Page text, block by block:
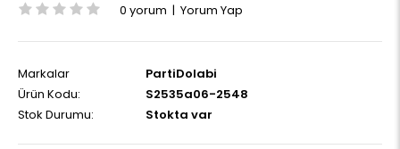
0 yorum | Yorum Yap
Markalar
PartiDolabi
Ürün Kodu:
S2535a06-2548
Stok Durumu:
Stokta var